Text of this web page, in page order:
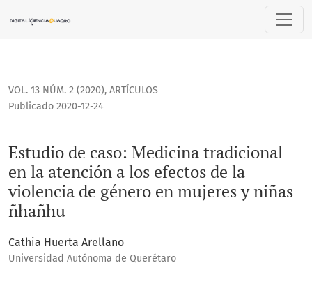
Estudio de caso: Medicina tradicional en la atención a los
VOL. 13 NÚM. 2 (2020), ARTÍCULOS
Estudio de caso: Medicina tradicional
en la atención a los efectos de la
violencia de género en mujeres y niñas
ñhañhu
Publicado 2020-12-24
Cathia Huerta Arellano
Universidad Autónoma de Querétaro